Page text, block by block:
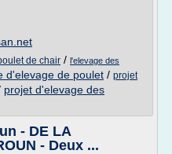
de chair / l'elevage des
d'elevage de poulet / projet
projet d'elevage des
- DE LA
- Deux ...